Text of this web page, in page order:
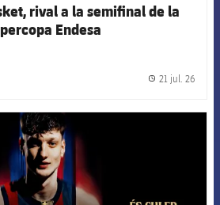
rival a la semifinal de la
Endesa
21 jul. 26
FCB Barcelona badge